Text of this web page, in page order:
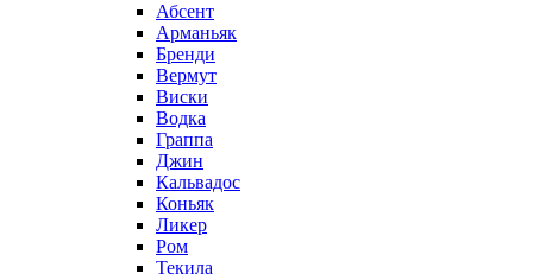
Абсент
Арманьяк
Бренди
Вермут
Виски
Водка
Граппа
Джин
Кальвадос
Коньяк
Ликер
Ром
Текила